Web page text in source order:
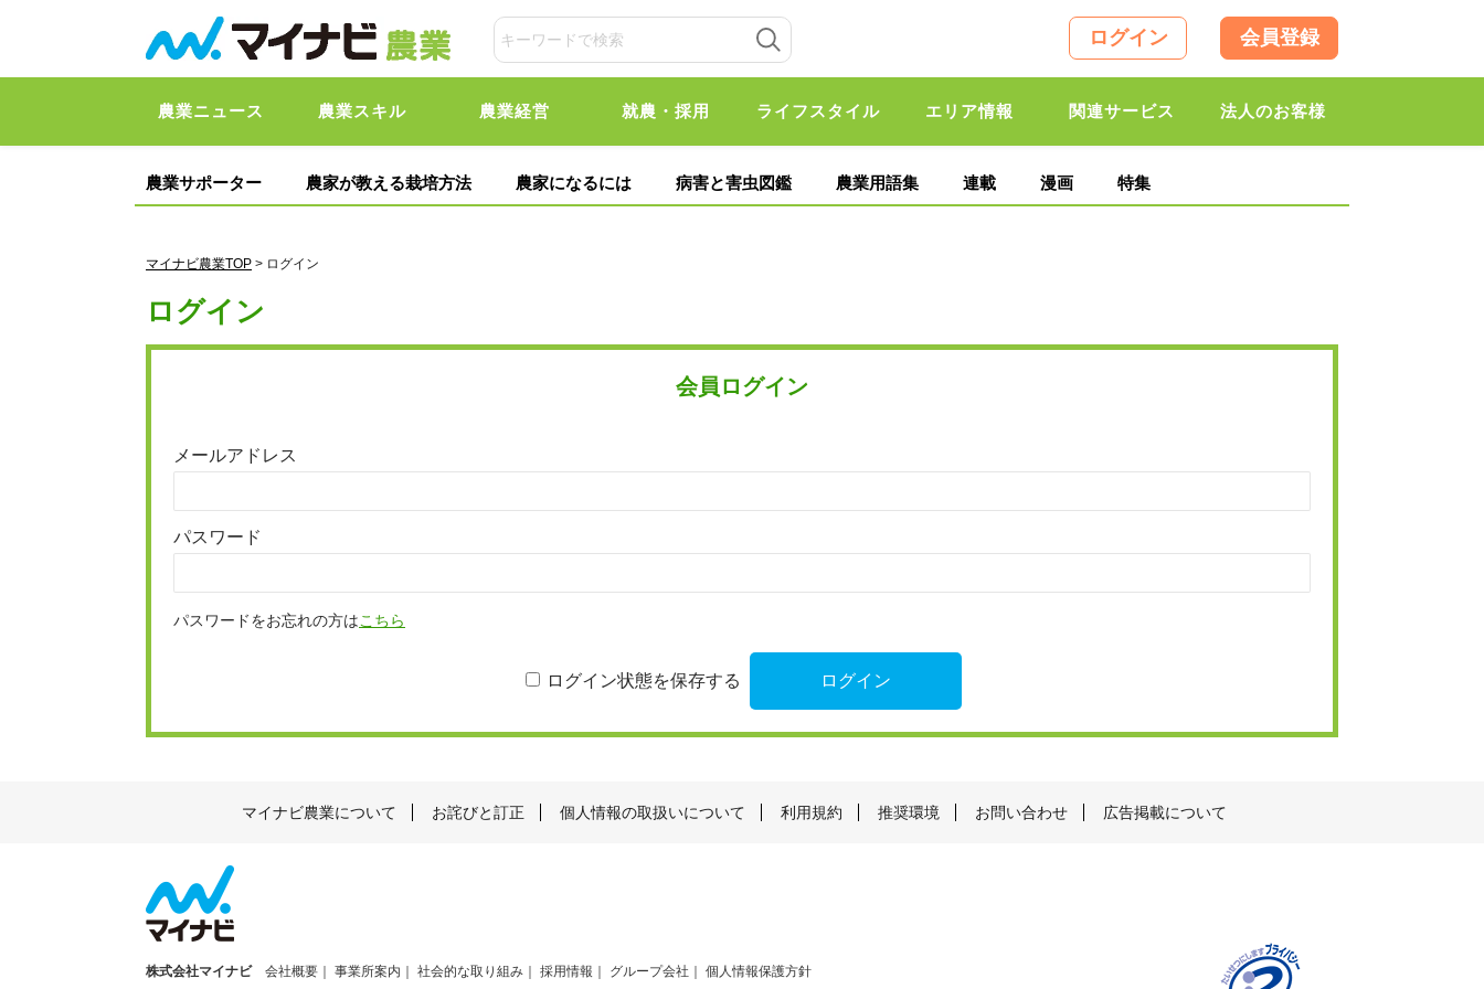
ログイン 会員登録
農業ニュース 農業スキル 農業経営 就農・採用 ライフスタイル エリア情報 関連サービス 法人のお客様
農業サポーター 農家が教える栽培方法 農家になるには 病害と害虫図鑑 農業用語集 連載 漫画 特集
マイナビ農業TOP > ログイン
ログイン
会員ログイン
メールアドレス
パスワード
パスワードをお忘れの方はこちら
ログイン状態を保存する
マイナビ農業について お詫びと訂正 個人情報の取扱いについて 利用規約 推奨環境 お問い合わせ 広告掲載について
株式会社マイナビ 会社概要 事業所案内 社会的な取り組み 採用情報 グループ会社 個人情報保護方針